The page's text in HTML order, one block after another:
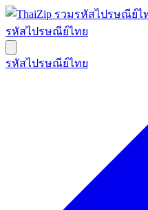
รหัสไปรษณีย์ไทย
รหัสไปรษณีย์ไทย